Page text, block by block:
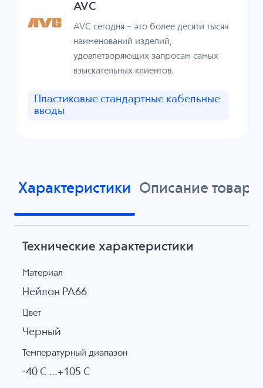
AVC
AVC сегодня – это более десяти тысяч
наименований изделий,
удовлетворяющих запросам самых
взыскательных клиентов.
Пластиковые стандартные кабельные
вводы
Характеристики Описание товара
Технические характеристики
Материал
Нейлон PA66
Цвет
Черный
Температурный диапазон
-40 C ...+105 C